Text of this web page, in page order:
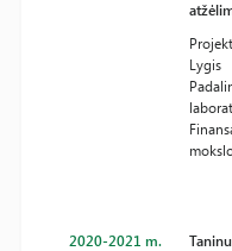
Lygis
2020-2021 m.